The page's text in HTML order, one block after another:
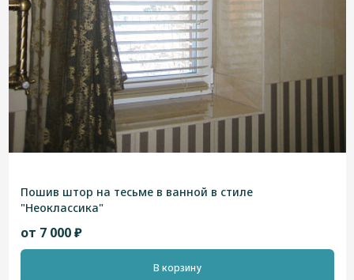
Пошив штор на тесьме в ванной в стиле
"Неоклассика"
от 7 000 ₽
В корзину